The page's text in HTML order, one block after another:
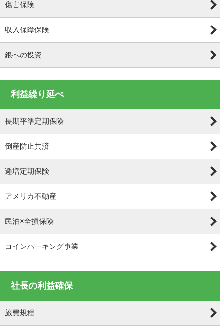
傷害保険
収入保障保険
銀への投資
利益繰り延べ
長期平準定期保険
倒産防止共済
逓増定期保険
アメリカ不動産
民泊×全損保険
コインパーキング事業
社長の利益確保
旅費規程